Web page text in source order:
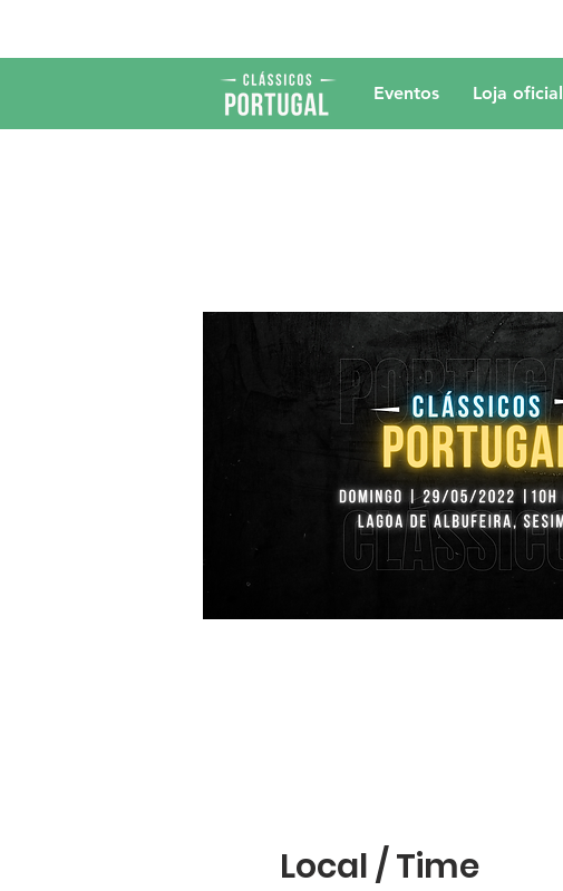
Eventos Loja oficial
Local / Time